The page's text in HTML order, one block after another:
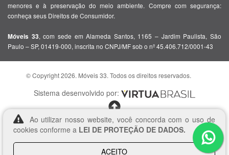
menores e à preservação do meio ambiente. Compre com segurança:
conheça seus Direitos de Consumidor.
Móveis 33, com sede em Alameda Santos, 1165 – Jardim Paulista, São
Paulo – SP, 01419-000, inscrita no CNPJ/MF sob o nº 45.406.712/0001-43
© Copyright 2026. Móveis 33. Todos os direitos reservados.
Sistema desenvolvido por:
Ao utilizar nosso website, você concorda com o uso de
cookies conforme a LEI DE PROTEÇÃO DE DADOS.
ACEITO